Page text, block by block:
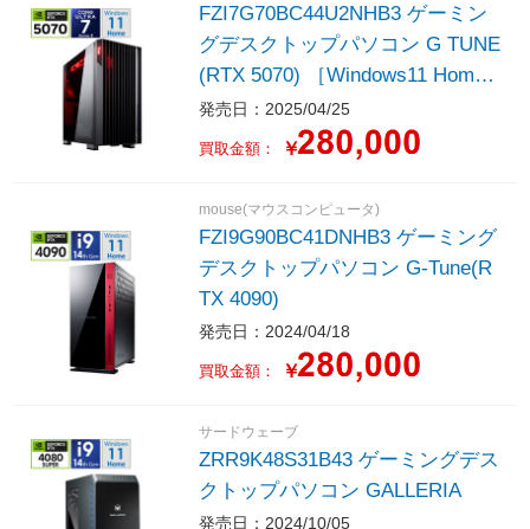
FZI7G70BC44U2NHB3 ゲーミン
グデスクトップパソコン G TUNE
(RTX 5070) ［Windows11 Home /
intel Core Ultra 7 /メモリ：64GB
/SSD：4TB /Officeソフト無し］
発売日：2025/04/25
買取金額： ￥
mouse(マウスコンピュータ)
FZI9G90BC41DNHB3 ゲーミング
デスクトップパソコン G-Tune(R
TX 4090)
発売日：2024/04/18
買取金額： ￥
サードウェーブ
ZRR9K48S31B43 ゲーミングデス
クトップパソコン GALLERIA
発売日：2024/10/05